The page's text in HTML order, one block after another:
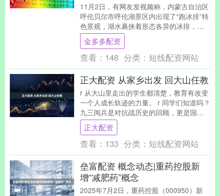
11月2日，有网友发视频称，内蒙古自治区
呼伦贝尔市呼伦湖景区内出现了“跑冰排”特
色景观，湖水裹挟着形态各异的冰排，如
波涛般不断冲向岸边，形成了一幅壮阔、
梦幻的冬....
金多多配资
查看： 148 分类： 短线配资网站
正大配资 从家乡出发 回大山任教
r 从大山里走出的学生都清楚，教育有改变
一个人成长轨迹的力量。 r 同学们知道吗？
九三阅兵是对抗战历史的回顾，更是国家
强盛的象征。贵州遵义，湄潭县茶城高级
中学教....
正大配资
查看： 133 分类： 短线配资网站
垒富配资 概念动态|重药控股新
增“减肥药”概念
2025年7月2日，重药控股（000950）新